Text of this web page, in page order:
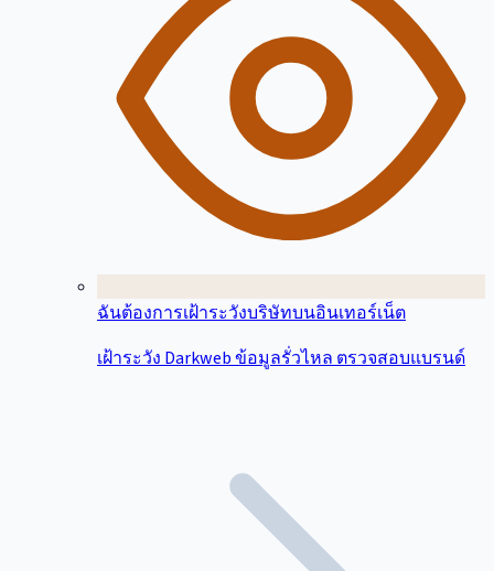
ฉันต้องการเฝ้าระวังบริษัทบนอินเทอร์เน็ต
เฝ้าระวัง Darkweb ข้อมูลรั่วไหล ตรวจสอบแบรนด์